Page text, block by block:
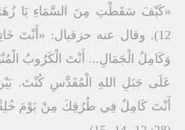
12). وقال عنه حزقيال: «أَنْتَ
وَكَامِلُ الْجَمَالِ... أَنْتَ الْكَرُوبُ
عَلَى جَبَلِ اللهِ الْمُقَدَّسِ كُنْتَ.
أَنْتَ كَامِلٌ فِي طُرُقِكَ مِنْ يَوْمَ